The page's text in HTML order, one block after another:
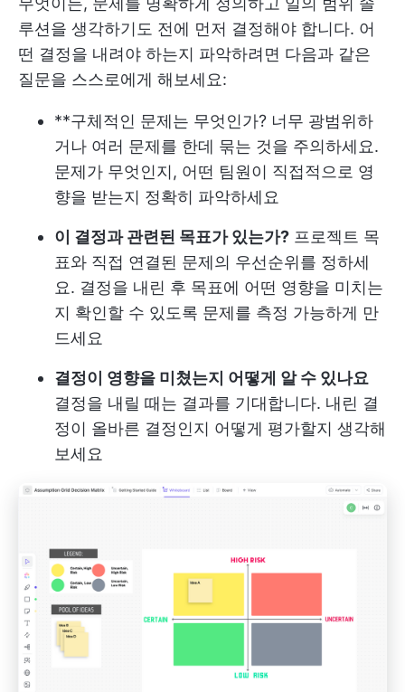
루션을 생각하기도 전에 먼저 결정해야 합니다. 어
떤 결정을 내려야 하는지 파악하려면 다음과 같은
질문을 스스로에게 해보세요:
**구체적인 문제는 무엇인가? 너무 광범위하
거나 여러 문제를 한데 묶는 것을 주의하세요.
문제가 무엇인지, 어떤 팀원이 직접적으로 영
향을 받는지 정확히 파악하세요
이 결정과 관련된 목표가 있는가? 프로젝트 목
표와 직접 연결된 문제의 우선순위를 정하세
요. 결정을 내린 후 목표에 어떤 영향을 미치는
지 확인할 수 있도록 문제를 측정 가능하게 만
드세요
결정이 영향을 미쳤는지 어떻게 알 수 있나요
결정을 내릴 때는 결과를 기대합니다. 내린 결
정이 올바른 결정인지 어떻게 평가할지 생각해
보세요